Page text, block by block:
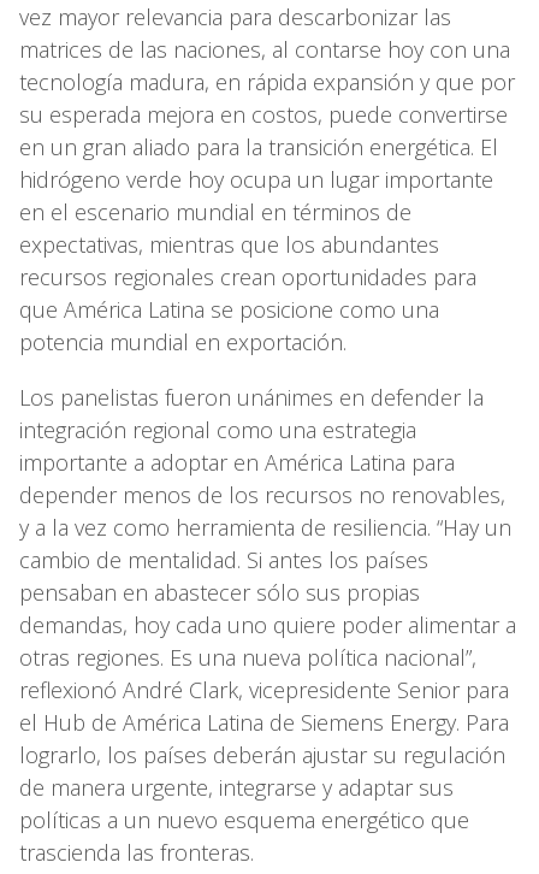
vez mayor relevancia para descarbonizar las
matrices de las naciones, al contarse hoy con una
tecnología madura, en rápida expansión y que por
su esperada mejora en costos, puede convertirse
en un gran aliado para la transición energética. El
hidrógeno verde hoy ocupa un lugar importante
en el escenario mundial en términos de
expectativas, mientras que los abundantes
recursos regionales crean oportunidades para
que América Latina se posicione como una
potencia mundial en exportación.
Los panelistas fueron unánimes en defender la
integración regional como una estrategia
importante a adoptar en América Latina para
depender menos de los recursos no renovables,
y a la vez como herramienta de resiliencia. “Hay un
cambio de mentalidad. Si antes los países
pensaban en abastecer sólo sus propias
demandas, hoy cada uno quiere poder alimentar a
otras regiones. Es una nueva política nacional”,
reflexionó André Clark, vicepresidente Senior para
el Hub de América Latina de Siemens Energy. Para
lograrlo, los países deberán ajustar su regulación
de manera urgente, integrarse y adaptar sus
políticas a un nuevo esquema energético que
trascienda las fronteras.